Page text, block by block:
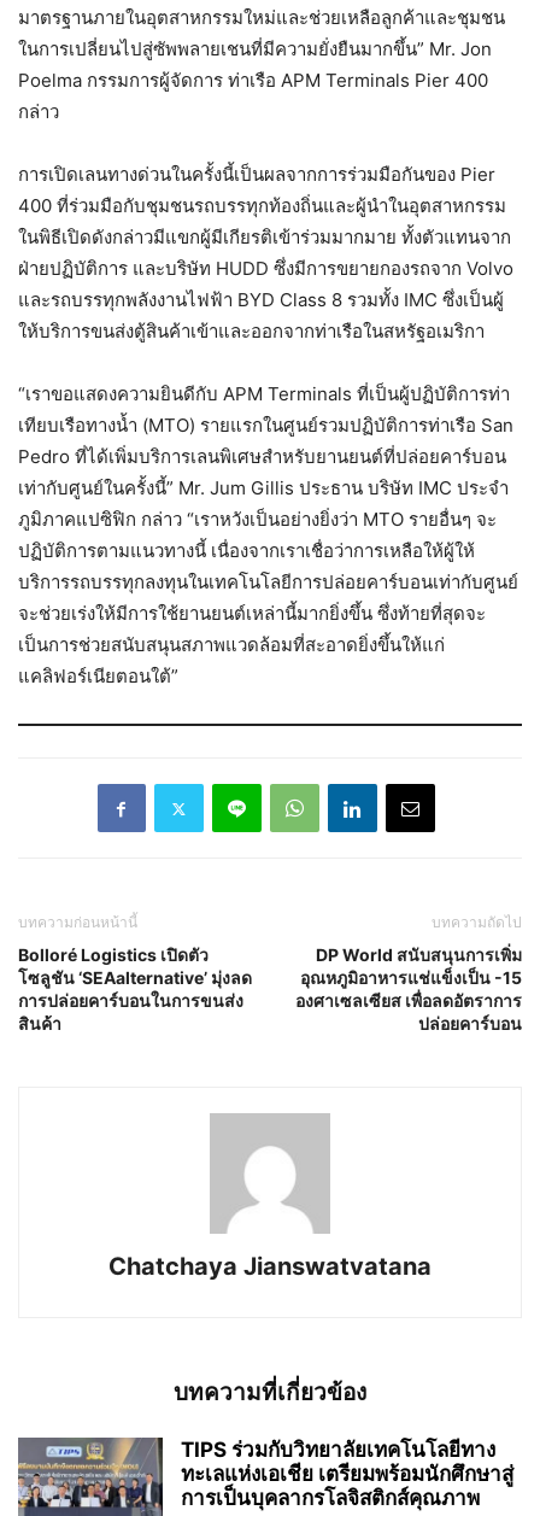
มาตรฐานภายในอุตสาหกรรมใหม่และช่วยเหลือลูกค้าและชุมชน
ในการเปลี่ยนไปสู่ซัพพลายเชนที่มีความยั่งยืนมากขึ้น” Mr. Jon
Poelma กรรมการผู้จัดการ ท่าเรือ APM Terminals Pier 400
กล่าว
การเปิดเลนทางด่วนในครั้งนี้เป็นผลจากการร่วมมือกันของ Pier
400 ที่ร่วมมือกับชุมชนรถบรรทุกท้องถิ่นและผู้นำในอุตสาหกรรม
ในพิธีเปิดดังกล่าวมีแขกผู้มีเกียรติเข้าร่วมมากมาย ทั้งตัวแทนจาก
ฝ่ายปฏิบัติการ และบริษัท HUDD ซึ่งมีการขยายกองรถจาก Volvo
และรถบรรทุกพลังงานไฟฟ้า BYD Class 8 รวมทั้ง IMC ซึ่งเป็นผู้
ให้บริการขนส่งตู้สินค้าเข้าและออกจากท่าเรือในสหรัฐอเมริกา
“เราขอแสดงความยินดีกับ APM Terminals ที่เป็นผู้ปฏิบัติการท่า
เทียบเรือทางน้ำ (MTO) รายแรกในศูนย์รวมปฏิบัติการท่าเรือ San
Pedro ที่ได้เพิ่มบริการเลนพิเศษสำหรับยานยนต์ที่ปล่อยคาร์บอน
เท่ากับศูนย์ในครั้งนี้” Mr. Jum Gillis ประธาน บริษัท IMC ประจำ
ภูมิภาคแปซิฟิก กล่าว “เราหวังเป็นอย่างยิ่งว่า MTO รายอื่นๆ จะ
ปฏิบัติการตามแนวทางนี้ เนื่องจากเราเชื่อว่าการเหลือให้ผู้ให้
บริการรถบรรทุกลงทุนในเทคโนโลยีการปล่อยคาร์บอนเท่ากับศูนย์
จะช่วยเร่งให้มีการใช้ยานยนต์เหล่านี้มากยิ่งขึ้น ซึ่งท้ายที่สุดจะ
เป็นการช่วยสนับสนุนสภาพแวดล้อมที่สะอาดยิ่งขึ้นให้แก่
แคลิฟอร์เนียตอนใต้”
บทความก่อนหน้านี้
Bolloré Logistics เปิดตัว
โซลูชัน ‘SEAalternative’ มุ่งลด
การปล่อยคาร์บอนในการขนส่ง
สินค้า
บทความถัดไป
DP World สนับสนุนการเพิ่ม
อุณหภูมิอาหารแช่แข็งเป็น -15
องศาเซลเซียส เพื่อลดอัตราการ
ปล่อยคาร์บอน
Chatchaya Jianswatvatana
บทความที่เกี่ยวข้อง
TIPS ร่วมกับวิทยาลัยเทคโนโลยีทาง
ทะเลแห่งเอเชีย เตรียมพร้อมนักศึกษาสู่
การเป็นบุคลากรโลจิสติกส์คุณภาพ